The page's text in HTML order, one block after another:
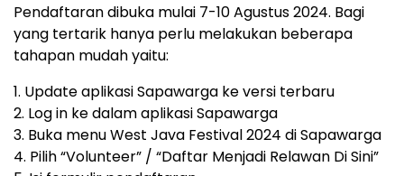
Pendaftaran dibuka mulai 7-10 Agustus 2024. Bagi
yang tertarik hanya perlu melakukan beberapa
tahapan mudah yaitu:
1.⁠ ⁠Update aplikasi Sapawarga ke versi terbaru
2.⁠ ⁠Log in ke dalam aplikasi Sapawarga
3.⁠ ⁠Buka menu West Java Festival 2024 di Sapawarga
4.⁠ ⁠Pilih “Volunteer” / “Daftar Menjadi Relawan Di Sini”